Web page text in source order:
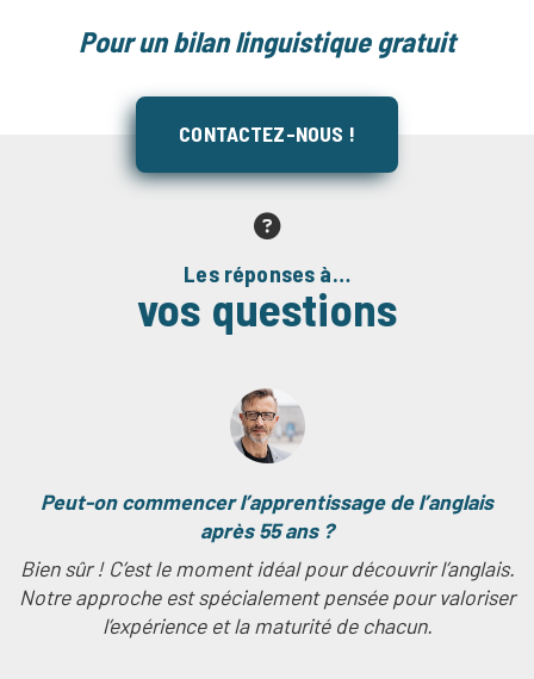
Pour un bilan linguistique gratuit
CONTACTEZ-NOUS !
Les réponses à…
vos questions
Peut-on commencer l’apprentissage de l’anglais
après 55 ans ?
Bien sûr ! C’est le moment idéal pour découvrir l’anglais.
Notre approche est spécialement pensée pour valoriser
l’expérience et la maturité de chacun.